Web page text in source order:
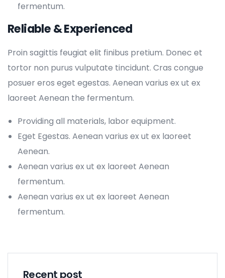
fermentum.
Reliable & Experienced
Proin sagittis feugiat elit finibus pretium. Donec et
tortor non purus vulputate tincidunt. Cras congue
posuer eros eget egestas. Aenean varius ex ut ex
laoreet Aenean the fermentum.
Providing all materials, labor equipment.
Eget Egestas. Aenean varius ex ut ex laoreet
Aenean.
Aenean varius ex ut ex laoreet Aenean
fermentum.
Aenean varius ex ut ex laoreet Aenean
fermentum.
Recent post